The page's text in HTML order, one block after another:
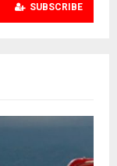
SUBSCRIBE